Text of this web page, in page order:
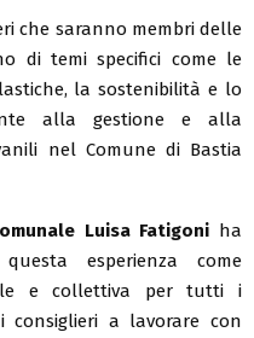
che saranno membri delle
di temi specifici come le
la sostenibilità e lo
alla gestione e alla
nel Comune di Bastia
Luisa Fatigoni ha
esperienza come
e collettiva per tutti i
consiglieri a lavorare con